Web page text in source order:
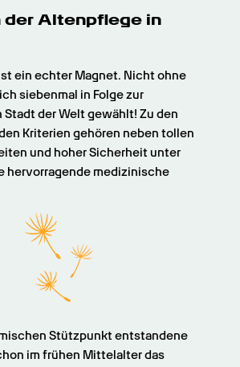
der Altenpflege in
ein echter Magnet. Nicht ohne
siebenmal in Folge zur
der Welt gewählt! Zu den
Kriterien gehören neben tollen
und hoher Sicherheit unter
hervorragende medizinische
Stützpunkt entstandene
im frühen Mittelalter das